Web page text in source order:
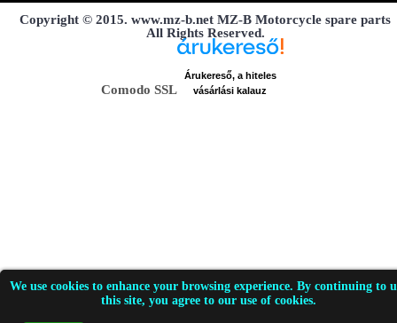
We use cookies to enhance your browsing experience. By continuing to
this site, you agree to our use of cookies.
Copyright © 2015. www.mz-b.net MZ-B Motorcycle spare parts
All Rights Reserved.
Comodo SSL
Árukereső, a hiteles
vásárlási kalauz